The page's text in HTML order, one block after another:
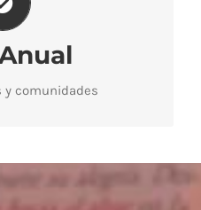
y comunidades
para el año litúrgico y
las VENTAJAS